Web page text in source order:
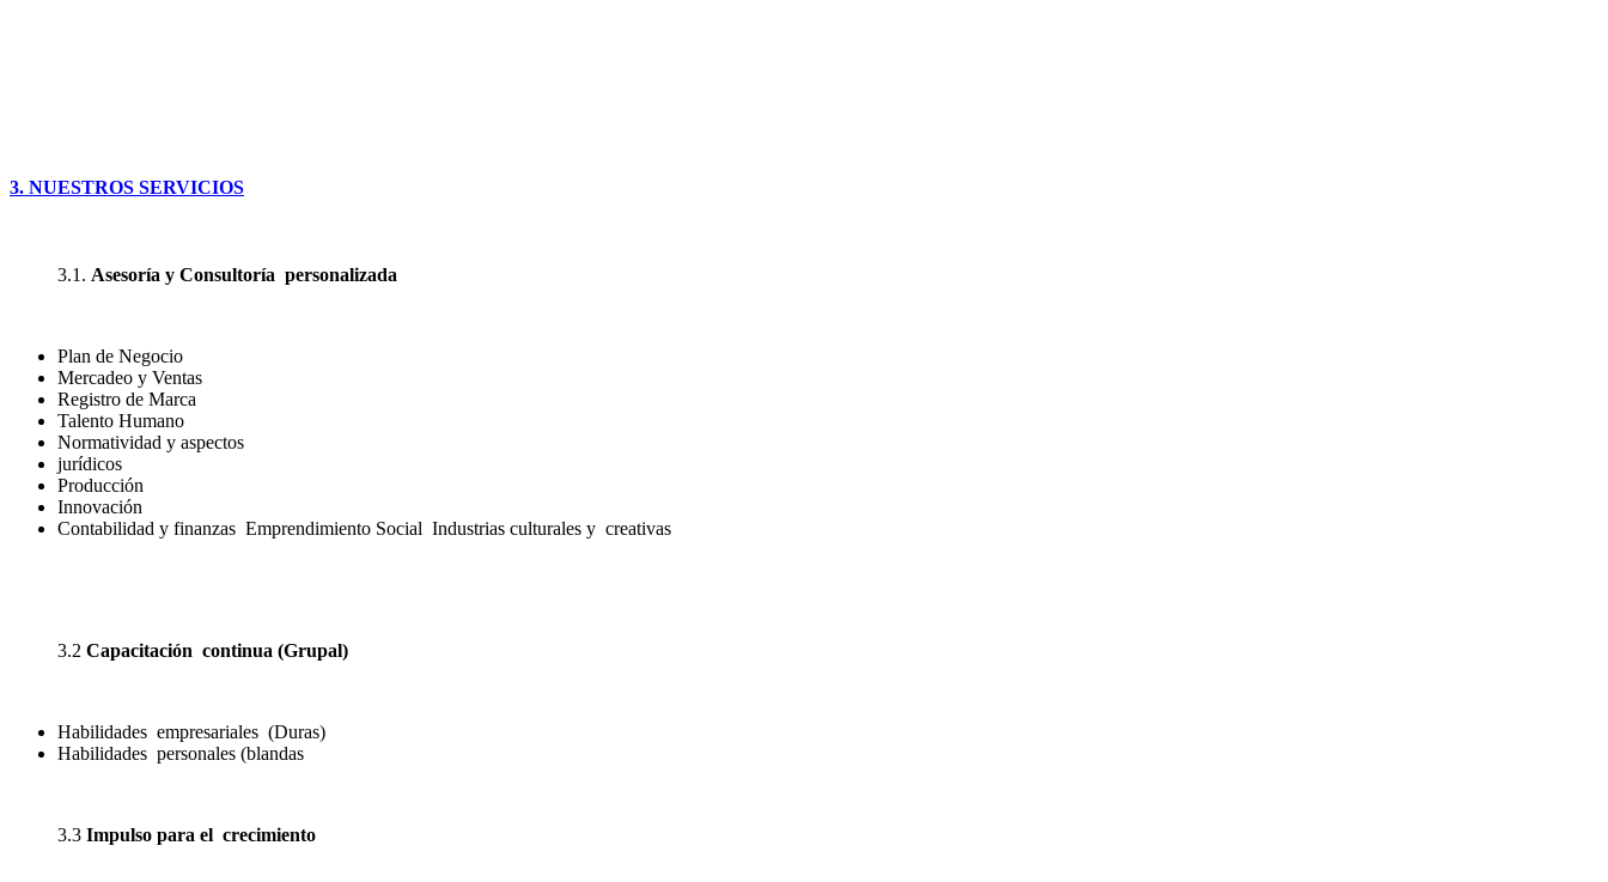
3. NUESTROS SERVICIOS
3.1. Asesoría y Consultoría personalizada
Plan de Negocio
Mercadeo y Ventas
Registro de Marca
Talento Humano
Normatividad y aspectos
jurídicos
Producción
Innovación
Contabilidad y finanzas Emprendimiento Social Industrias culturales y creativas
3.2 Capacitación continua (Grupal)
Habilidades empresariales (Duras)
Habilidades personales (blandas
3.3 Impulso para el crecimiento